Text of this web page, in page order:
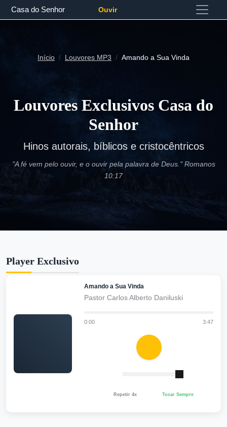
Casa do Senhor Ouvir
Início Louvores MP3 Amando a Sua Vinda
Louvores Exclusivos Casa do
Senhor
Hinos autorais, bíblicos e cristocêntricos
"A fé vem pelo ouvir, e o ouvir pela palavra de Deus." Romanos
10:17
Player Exclusivo
Amando a Sua Vinda
Pastor Carlos Alberto Daniluski
0:00 3:47
Repetir 4x Tocar Sempre